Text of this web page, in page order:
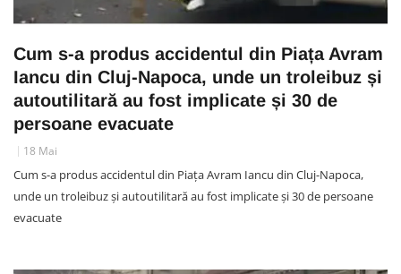
Cum s-a produs accidentul din Piața Avram
Iancu din Cluj-Napoca, unde un troleibuz și
autoutilitară au fost implicate și 30 de
persoane evacuate
18 Mai
Cum s-a produs accidentul din Piața Avram Iancu din Cluj-Napoca,
unde un troleibuz și autoutilitară au fost implicate și 30 de persoane
evacuate